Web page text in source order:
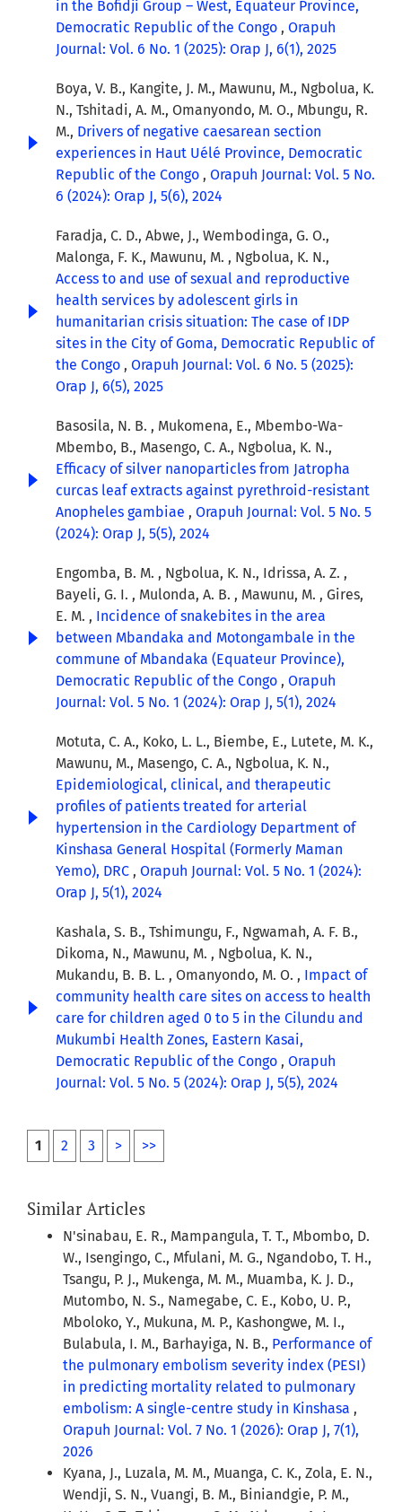
in the Bofidji Group – West, Equateur Province,
Democratic Republic of the Congo , Orapuh
Journal: Vol. 6 No. 1 (2025): Orap J, 6(1), 2025
Boya, V. B., Kangite, J. M., Mawunu, M., Ngbolua, K.
N., Tshitadi, A. M., Omanyondo, M. O., Mbungu, R.
M., Drivers of negative caesarean section
experiences in Haut Uélé Province, Democratic
Republic of the Congo , Orapuh Journal: Vol. 5 No.
6 (2024): Orap J, 5(6), 2024
Faradja, C. D., Abwe, J., Wembodinga, G. O.,
Malonga, F. K., Mawunu, M. , Ngbolua, K. N.,
Access to and use of sexual and reproductive
health services by adolescent girls in
humanitarian crisis situation: The case of IDP
sites in the City of Goma, Democratic Republic of
the Congo , Orapuh Journal: Vol. 6 No. 5 (2025):
Orap J, 6(5), 2025
Basosila, N. B. , Mukomena, E., Mbembo-Wa-
Mbembo, B., Masengo, C. A., Ngbolua, K. N.,
Efficacy of silver nanoparticles from Jatropha
curcas leaf extracts against pyrethroid-resistant
Anopheles gambiae , Orapuh Journal: Vol. 5 No. 5
(2024): Orap J, 5(5), 2024
Engomba, B. M. , Ngbolua, K. N., Idrissa, A. Z. ,
Bayeli, G. I. , Mulonda, A. B. , Mawunu, M. , Gires,
E. M. , Incidence of snakebites in the area
between Mbandaka and Motongambale in the
commune of Mbandaka (Equateur Province),
Democratic Republic of the Congo , Orapuh
Journal: Vol. 5 No. 1 (2024): Orap J, 5(1), 2024
Motuta, C. A., Koko, L. L., Biembe, E., Lutete, M. K.,
Mawunu, M., Masengo, C. A., Ngbolua, K. N.,
Epidemiological, clinical, and therapeutic
profiles of patients treated for arterial
hypertension in the Cardiology Department of
Kinshasa General Hospital (Formerly Maman
Yemo), DRC , Orapuh Journal: Vol. 5 No. 1 (2024):
Orap J, 5(1), 2024
Kashala, S. B., Tshimungu, F., Ngwamah, A. F. B.,
Dikoma, N., Mawunu, M. , Ngbolua, K. N.,
Mukandu, B. B. L. , Omanyondo, M. O. , Impact of
community health care sites on access to health
care for children aged 0 to 5 in the Cilundu and
Mukumbi Health Zones, Eastern Kasai,
Democratic Republic of the Congo , Orapuh
Journal: Vol. 5 No. 5 (2024): Orap J, 5(5), 2024
1 2 3 > >>
Similar Articles
N'sinabau, E. R., Mampangula, T. T., Mbombo, D.
W., Isengingo, C., Mfulani, M. G., Ngandobo, T. H.,
Tsangu, P. J., Mukenga, M. M., Muamba, K. J. D.,
Mutombo, N. S., Namegabe, C. E., Kobo, U. P.,
Mboloko, Y., Mukuna, M. P., Kashongwe, M. I.,
Bulabula, I. M., Barhayiga, N. B., Performance of
the pulmonary embolism severity index (PESI)
in predicting mortality related to pulmonary
embolism: A single-centre study in Kinshasa ,
Orapuh Journal: Vol. 7 No. 1 (2026): Orap J, 7(1),
2026
Kyana, J., Luzala, M. M., Muanga, C. K., Zola, E. N.,
Wendji, S. N., Vuangi, B. M., Biniandgie, P. M.,